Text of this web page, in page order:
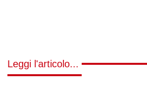
Leggi l'articolo...